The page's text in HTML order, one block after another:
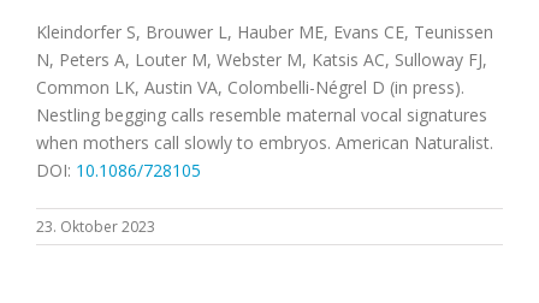
Kleindorfer S, Brouwer L, Hauber ME, Evans CE, Teunissen
N, Peters A, Louter M, Webster M, Katsis AC, Sulloway FJ,
Common LK, Austin VA, Colombelli-Négrel D (in press).
Nestling begging calls resemble maternal vocal signatures
when mothers call slowly to embryos. American Naturalist.
DOI: 10.1086/728105
23. Oktober 2023